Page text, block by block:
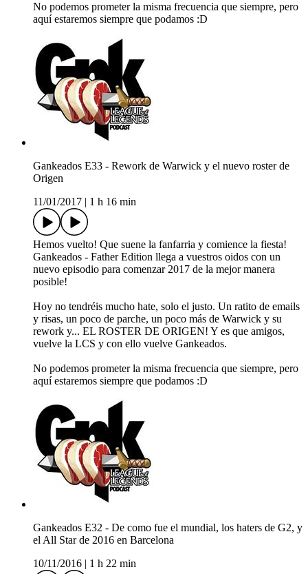
No podemos prometer la misma frecuencia que siempre, pero
aquí estaremos siempre que podamos :D
Gankeados E33 - Rework de Warwick y el nuevo roster de
Origen
11/01/2017
1 h 16 min
Hemos vuelto! Que suene la fanfarria y comience la fiesta!
Gankeados - Father Edition llega a vuestros oidos con un
nuevo episodio para comenzar 2017 de la mejor manera
posible!
Hoy no tendréis mucho hate, solo el justo. Un ratito de emails
y risas, un poco de parche, un poco más de Warwick y su
rework y... EL ROSTER DE ORIGEN! Y es que amigos,
vuelve la LCS y con ello vuelve Gankeados.
No podemos prometer la misma frecuencia que siempre, pero
aquí estaremos siempre que podamos :D
Gankeados E32 - De como fue el mundial, los haters de G2, y
el All Star de 2016 en Barcelona
10/11/2016
1 h 22 min